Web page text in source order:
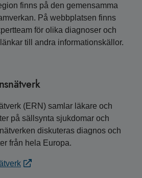
finns på den gemensamma
På webbplatsen finns
för olika diagnoser och
till andra informationskällor.
(ERN) samlar läkare och
på sällsynta sjukdomar och
diskuteras diagnos och
från hela Europa.